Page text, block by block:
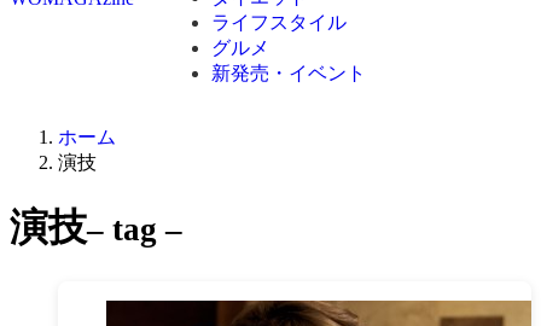
ライフスタイル
グルメ
新発売・イベント
ホーム
演技
演技– tag –